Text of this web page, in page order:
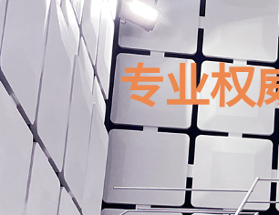
点击查看Cotecna集团全球网站。
专业权